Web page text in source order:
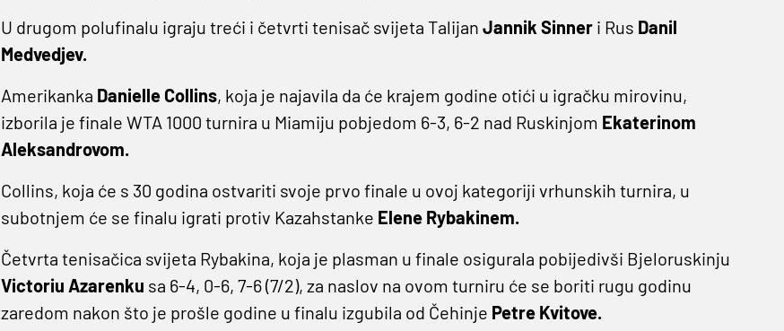
U drugom polufinalu igraju treći i četvrti tenisač svijeta Talijan Jannik Sinneri Rus Danil
Medvedjev.
Amerikanka Danielle Collins, koja je najavila da će krajem godine otići u igračku mirovinu,
izborila je finale WTA 1000 turnira u Miamiju pobjedom 6-3, 6-2 nad Ruskinjom Ekaterinom
Aleksandrovom.
Collins, koja će s 30 godina ostvariti svoje prvo finale u ovoj kategoriji vrhunskih turnira, u
subotnjem će se finalu igrati protiv Kazahstanke Elene Rybakinem.
Četvrta tenisačica svijeta Rybakina, koja je plasman u finale osigurala pobijedivši Bjeloruskinju
Victoriu Azarenku sa 6-4, 0-6, 7-6 (7/2), za naslov na ovom turniru će se boriti rugu godinu
zaredom nakon što je prošle godine u finalu izgubila od Čehinje Petre Kvitove.